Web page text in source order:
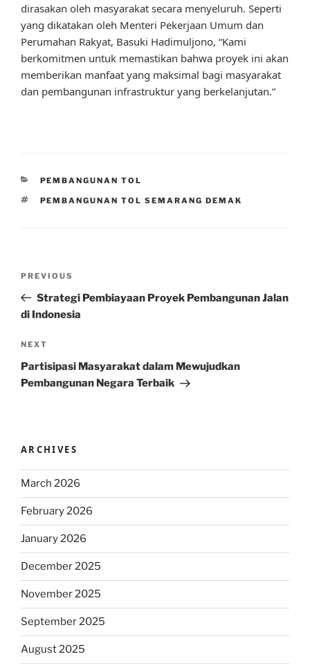
dirasakan oleh masyarakat secara menyeluruh. Seperti
yang dikatakan oleh Menteri Pekerjaan Umum dan
Perumahan Rakyat, Basuki Hadimuljono, “Kami
berkomitmen untuk memastikan bahwa proyek ini akan
memberikan manfaat yang maksimal bagi masyarakat
dan pembangunan infrastruktur yang berkelanjutan.”
CATEGORIES
PEMBANGUNAN TOL
TAGS
PEMBANGUNAN TOL SEMARANG DEMAK
Previous
Post
PREVIOUS
Strategi Pembiayaan Proyek Pembangunan Jalan
di Indonesia
Next
Post
NEXT
Partisipasi Masyarakat dalam Mewujudkan
Pembangunan Negara Terbaik
ARCHIVES
March 2026
February 2026
January 2026
December 2025
November 2025
September 2025
August 2025